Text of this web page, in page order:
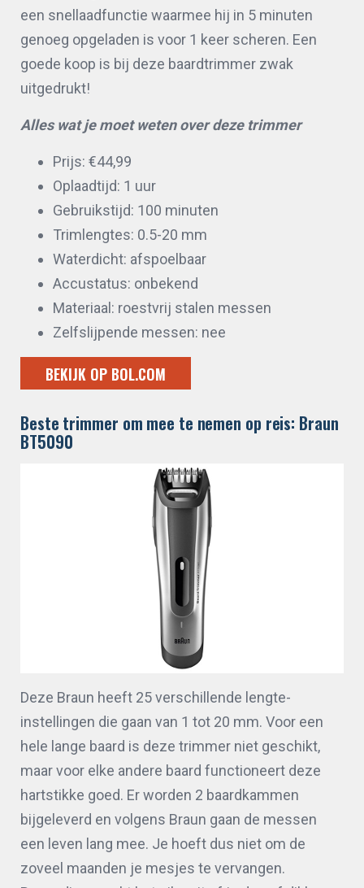
een snellaadfunctie waarmee hij in 5 minuten
genoeg opgeladen is voor 1 keer scheren. Een
goede koop is bij deze baardtrimmer zwak
uitgedrukt!
Alles wat je moet weten over deze trimmer
Prijs: €44,99
Oplaadtijd: 1 uur
Gebruikstijd: 100 minuten
Trimlengtes: 0.5-20 mm
Waterdicht: afspoelbaar
Accustatus: onbekend
Materiaal: roestvrij stalen messen
Zelfslijpende messen: nee
BEKIJK OP BOL.COM
Beste trimmer om mee te nemen op reis: Braun
BT5090
Deze Braun heeft 25 verschillende lengte-
instellingen die gaan van 1 tot 20 mm. Voor een
hele lange baard is deze trimmer niet geschikt,
maar voor elke andere baard functioneert deze
hartstikke goed. Er worden 2 baardkammen
bijgeleverd en volgens Braun gaan de messen
een leven lang mee. Je hoeft dus niet om de
zoveel maanden je mesjes te vervangen.